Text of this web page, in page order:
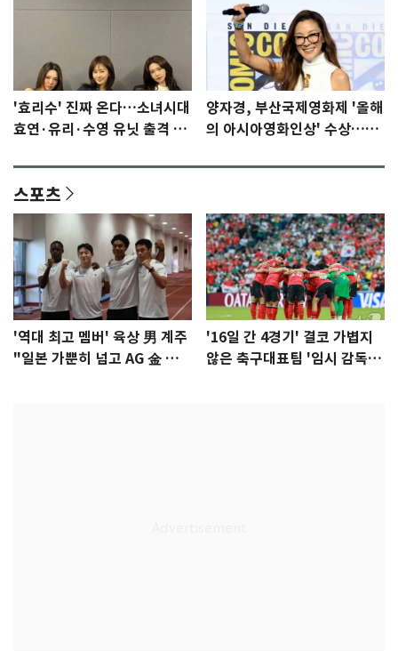
'효리수' 진짜 온다…소녀시대
효연·유리·수영 유닛 출격 [N
양자경, 부산국제영화제 '올해
의 아시아영화인상' 수상…15
스포츠
'역대 최고 멤버' 육상 男 계주
"일본 가뿐히 넘고 AG 金 따겠
'16일 간 4경기' 결코 가볍지
않은 축구대표팀 '임시 감독'